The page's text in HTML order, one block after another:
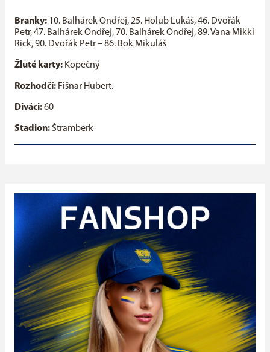
Branky: 10. Balhárek Ondřej, 25. Holub Lukáš, 46. Dvořák
Petr, 47. Balhárek Ondřej, 70. Balhárek Ondřej, 89. Vana Mikki
Rick, 90. Dvořák Petr – 86. Bok Mikuláš
Žluté karty: Kopečný
Rozhodčí: Fišnar Hubert.
Diváci:60
Stadion: Štramberk